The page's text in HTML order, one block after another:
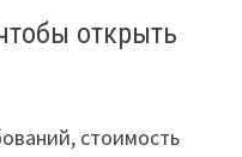
открыть
стоимость